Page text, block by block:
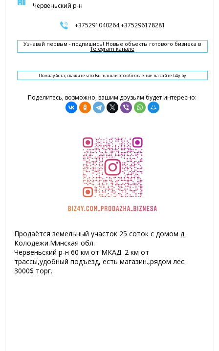
Червеньский р-н
+375291040264,+375296178281
Узнавай первым - подпишись! Новые объекты готового бизнеса в
Telegram канале
Пожалуйста, скажите что Вы нашли это объявление на сайте b4y.by
Поделитесь, возможно, вашим друзьям будет интересно:
Продаётся земельный участок 25 соток с домом д.
Колодежи.Минская обл.
Червеньский р-н 60 км от МКАД. 2 км от
трассы,удобный подъезд, есть магазин.,рядом лес.
3000$ торг.